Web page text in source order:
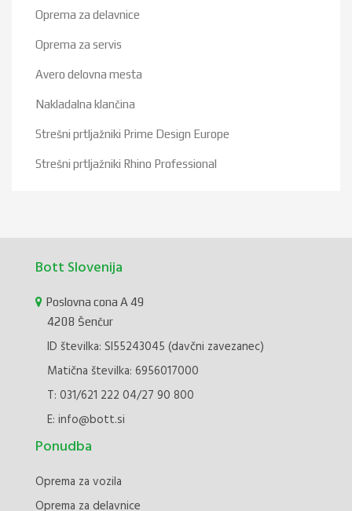
Oprema za delavnice
Oprema za servis
Avero delovna mesta
Nakladalna klančina
Strešni prtljažniki Prime Design Europe
Strešni prtljažniki Rhino Professional
Bott Slovenija
Poslovna cona A 49
4208 Šenčur
ID številka: SI55243045 (davčni zavezanec)
Matična številka: 6956017000
T: 031/621 222 04/27 90 800
E: info@bott.si
Ponudba
Oprema za vozila
Oprema za delavnice